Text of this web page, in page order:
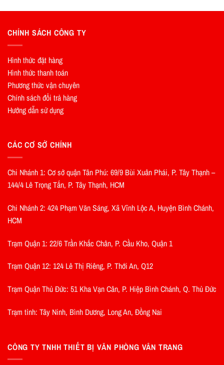
CHÍNH SÁCH CÔNG TY
Hình thức đặt hàng
Hình thức thanh toán
Phương thức vận chuyên
Chính sách đổi trả hàng
Hướng dẫn sử dụng
CÁC CƠ SỞ CHÍNH
Chi Nhánh 1: Cơ sở quận Tân Phú: 69/9 Bùi Xuân Phái, P. Tây Thạnh –
144/4 Lê Trọng Tấn, P. Tây Thạnh, HCM
Chi Nhánh 2: 424 Phạm Văn Sáng, Xã Vĩnh Lộc A, Huyện Bình Chánh,
HCM
Trạm Quận 1: 22/6 Trần Khắc Chân, P. Cầu Kho, Quận 1
Trạm Quận 12: 124 Lê Thị Riêng, P. Thới An, Q12
Trạm Quận Thủ Đức: 51 Kha Vạn Cân, P. Hiệp Bình Chánh, Q. Thủ Đức
Trạm tỉnh: Tây Ninh, Bình Dương, Long An, Đồng Nai
CÔNG TY TNHH THIẾT BỊ VĂN PHÒNG VÂN TRANG